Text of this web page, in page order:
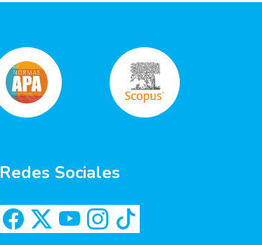
Redes Sociales